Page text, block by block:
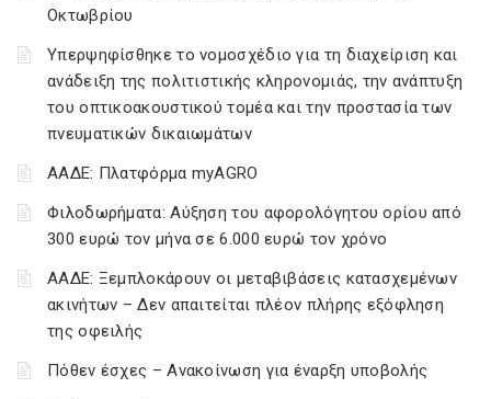
Οκτωβρίου
Υπερψηφίσθηκε το νομοσχέδιο για τη διαχείριση και
ανάδειξη της πολιτιστικής κληρονομιάς, την ανάπτυξη
του οπτικοακουστικού τομέα και την προστασία των
πνευματικών δικαιωμάτων
ΑΑΔΕ: Πλατφόρμα myAGRO
Φιλοδωρήματα: Αύξηση του αφορολόγητου ορίου από
300 ευρώ τον μήνα σε 6.000 ευρώ τον χρόνο
ΑΑΔΕ: Ξεμπλοκάρουν οι μεταβιβάσεις κατασχεμένων
ακινήτων – Δεν απαιτείται πλέον πλήρης εξόφληση
της οφειλής
Πόθεν έσχες – Ανακοίνωση για έναρξη υποβολής